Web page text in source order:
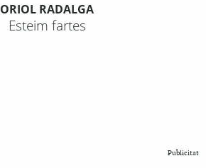
ORIOL RADALGA
Esteim fartes
Publicitat